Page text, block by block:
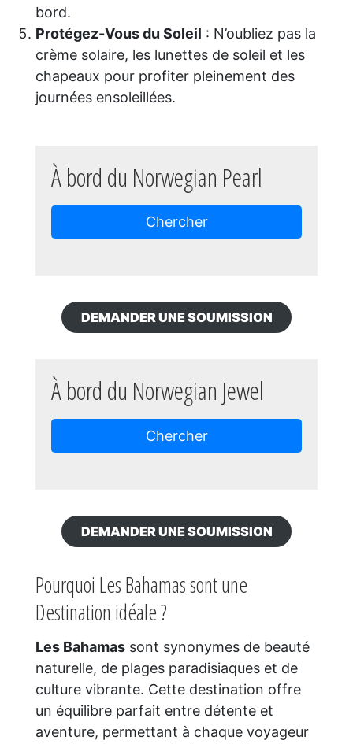
bord.
Protégez-Vous du Soleil : N’oubliez pas la
crème solaire, les lunettes de soleil et les
chapeaux pour profiter pleinement des
journées ensoleillées.
À bord du Norwegian Pearl
Chercher
DEMANDER UNE SOUMISSION
À bord du Norwegian Jewel
Chercher
DEMANDER UNE SOUMISSION
Pourquoi Les Bahamas sont une
Destination idéale ?
Les Bahamassont synonymes de beauté
naturelle, de plages paradisiaques et de
culture vibrante. Cette destination offre
un équilibre parfait entre détente et
aventure, permettant à chaque voyageur